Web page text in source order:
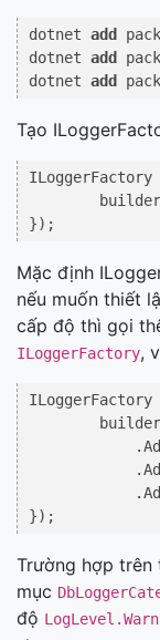
dotnet add
dotnet add
dotnet add
Tạo
Mặc định
nếu muốn thiết
cấp độ thì gọi
ILoggerFactory,
        builder
Trường hợp
mục
độ